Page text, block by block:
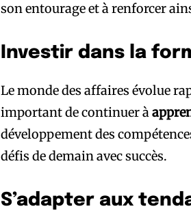
son entourage et à renforcer
Investir dans la
Le monde des affaires évolue
important de continuer à
développement des
défis de demain avec succès.
S’adapter aux